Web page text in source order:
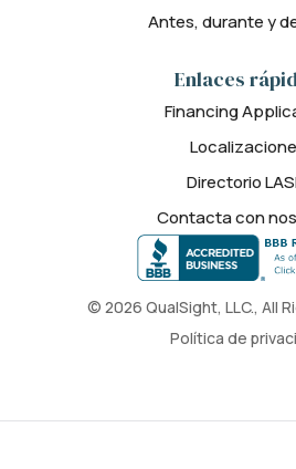
© 2026 QualSight, LLC., All
Política de
Antes, durante y
Enlaces
Financing
Directorio
Contacta con